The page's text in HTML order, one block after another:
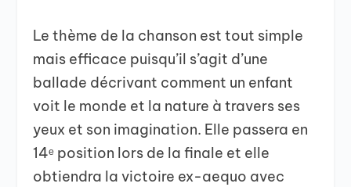
Le thème de la chanson est tout simple
mais efficace puisqu’il s’agit d’une
ballade décrivant comment un enfant
voit le monde et la nature à travers ses
yeux et son imagination. Elle passera en
14ᵉ position lors de la finale et elle
obtiendra la victoire ex-aequo avec